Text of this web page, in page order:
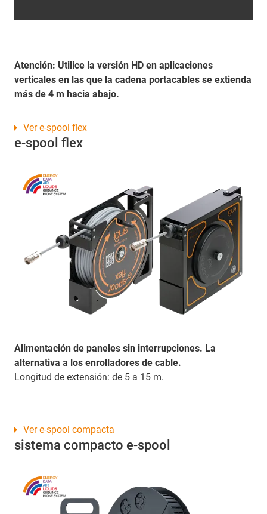
Atención: Utilice la versión HD en aplicaciones
verticales en las que la cadena portacables se extienda
más de 4 m hacia abajo.
e-spool flex
Alimentación de paneles sin interrupciones. La
alternativa a los enrolladores de cable.
Longitud de extensión: de 5 a 15 m.
Ver e-spool flex
sistema compacto e-spool
Ver e-spool compacta